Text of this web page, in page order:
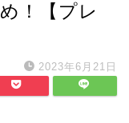
！【プレ
2023年6月21日